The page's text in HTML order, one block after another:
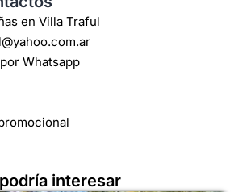
en Villa Traful
Whatsapp
interesar